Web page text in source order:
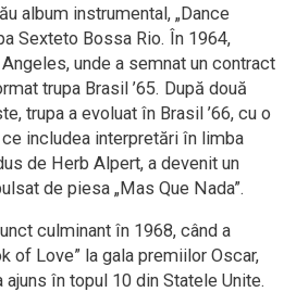
album instrumental, „Dance
Sexteto Bossa Rio. În 1964,
unde a semnat un contract
trupa Brasil ’65. După două
trupa a evoluat în Brasil ’66, cu o
includea interpretări în limba
de Herb Alpert, a devenit un
de piesa „Mas Que Nada”.
culminant în 1968, când a
of Love” la gala premiilor Oscar,
în topul 10 din Statele Unite.